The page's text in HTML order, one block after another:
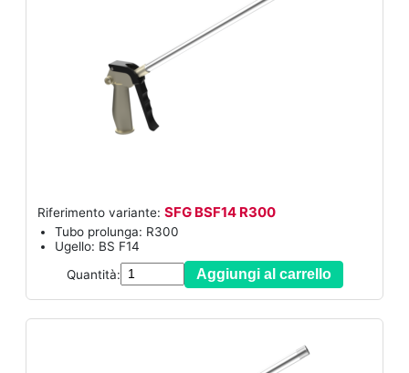
Riferimento variante: SFG BSF14 R300
Tubo prolunga: R300
Ugello: BS F14
Quantità:
Aggiungi al carrello